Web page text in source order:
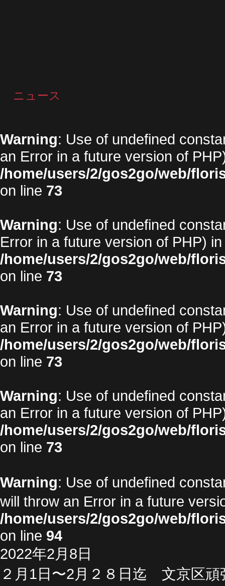
ニュース
Warning: Use of undefined
an Error in a future version of
/home/users/2/gos2go/web/
on line 73
Warning: Use of undefined
Error in a future version of PHP) in
/home/users/2/gos2go/web/
on line 73
Warning: Use of undefined
an Error in a future version of
/home/users/2/gos2go/web/
on line 73
Warning: Use of undefined
an Error in a future version of
/home/users/2/gos2go/web/
on line 73
Warning: Use of undefined
will throw an Error in a future
/home/users/2/gos2go/web/
on line 94
2022年2月8日
２月1日〜2月２８日迄 文京区